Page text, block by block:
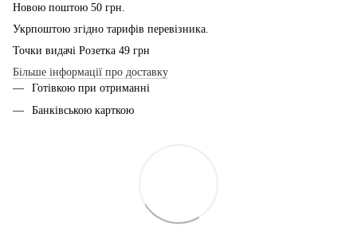
Новою поштою 50 грн.
Укрпоштою згідно тарифів перевізника.
Точки видачі Розетка 49 грн
Більше інформації про доставку
Готівкою при отриманні
Банківською карткою